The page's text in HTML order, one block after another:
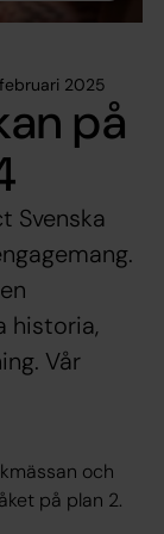
2025
på
Svenska
historia,
Vår
och
på plan 2.